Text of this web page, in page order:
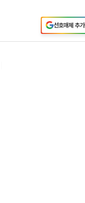
선호매체 추가